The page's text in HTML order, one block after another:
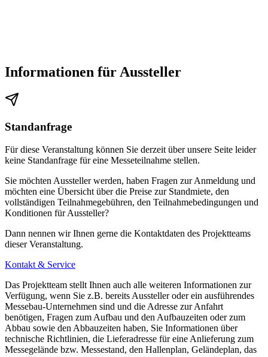
Informationen für Aussteller
Standanfrage
Für diese Veranstaltung können Sie derzeit über unsere Seite leider
keine Standanfrage für eine Messeteilnahme stellen.
Sie möchten Aussteller werden, haben Fragen zur Anmeldung und
möchten eine Übersicht über die Preise zur Standmiete, den
vollständigen Teilnahmegebühren, den Teilnahmebedingungen und
Konditionen für Aussteller?
Dann nennen wir Ihnen gerne die Kontaktdaten des Projektteams
dieser Veranstaltung.
Kontakt & Service
Das Projektteam stellt Ihnen auch alle weiteren Informationen zur
Verfügung, wenn Sie z.B. bereits Aussteller oder ein ausführendes
Messebau-Unternehmen sind und die Adresse zur Anfahrt
benötigen, Fragen zum Aufbau und den Aufbauzeiten oder zum
Abbau sowie den Abbauzeiten haben, Sie Informationen über
technische Richtlinien, die Lieferadresse für eine Anlieferung zum
Messegelände bzw. Messestand, den Hallenplan, Geländeplan, das